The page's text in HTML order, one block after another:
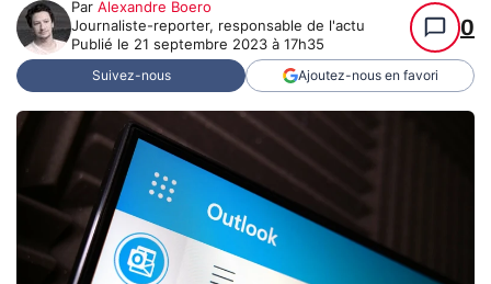
Par Alexandre Boero
Journaliste-reporter, responsable de l'actu
Publié le 21 septembre 2023 à 17h35
0
Suivez-nous Ajoutez-nous en favori